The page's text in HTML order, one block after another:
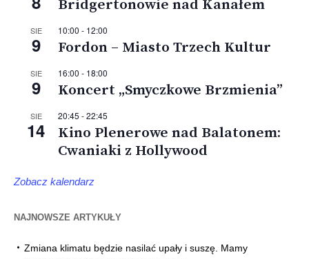
Bridgertonowie nad Kanałem
SIE
9
10:00 - 12:00
Fordon – Miasto Trzech Kultur
SIE
9
16:00 - 18:00
Koncert „Smyczkowe Brzmienia”
SIE
14
20:45 -22:45
Kino Plenerowe nad Balatonem:
Cwaniaki z Hollywood
Zobacz kalendarz
NAJNOWSZE ARTYKUŁY
Zmiana klimatu będzie nasilać upały i suszę. Mamy